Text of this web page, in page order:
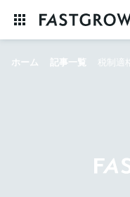
ホーム 記事一覧